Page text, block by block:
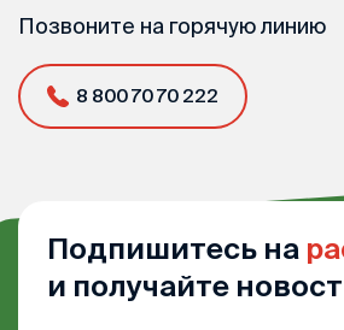
Позвоните на горячую линию
8 800 70 70 222
Подпишитесь на
и получайте